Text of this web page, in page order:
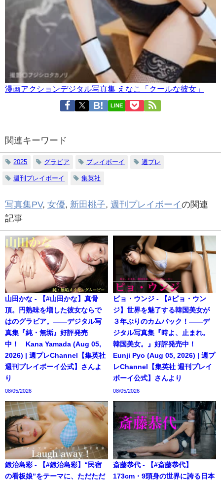
漫画アクションデジタル写真集 えなこ「クールな彼女」
LINE
関連キーワード
2025 グラビア プレイボーイ 週プレ
週刊プレイボーイ 集英社
写真集PV, 女優, 新田桃子, 週刊プレイボーイの関連
記事
山田かな - 【#山田かな】真骨
頂。円熟味を増した彼女ならで
はのグラビア。――デジタル写
真集『純・無垢』好評発売
中！ Kana Yamada (Aug 05,
2026) | 週プレChannel【集英社
週刊プレイボーイ公式】さんよ
り
08/05/2026
ピョ・ウンジ - 【#ピョ・ウン
ジ】世界を魅了する韓国美女が
３年ぶりのカムバック！――デ
ジタル写真集『時よ、止まれ。
韓国美女。』好評発売中！
Eunji Pyo (Aug 05, 2026) | 週プ
レChannel【集英社 週刊プレイ
ボーイ公式】さんより
08/05/2026
鍛治島彩 - 【#鍛治島彩】“民宿
の看板娘”をテーマに、ただただ
斎藤恭代 - 【#斎藤恭代】
173cm・9頭身の世界に誇る日本